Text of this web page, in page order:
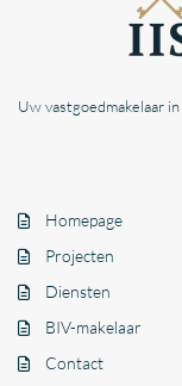
Uw vastgoedmakelaar
Homepage
Projecten
Diensten
BIV-makelaar
Contact